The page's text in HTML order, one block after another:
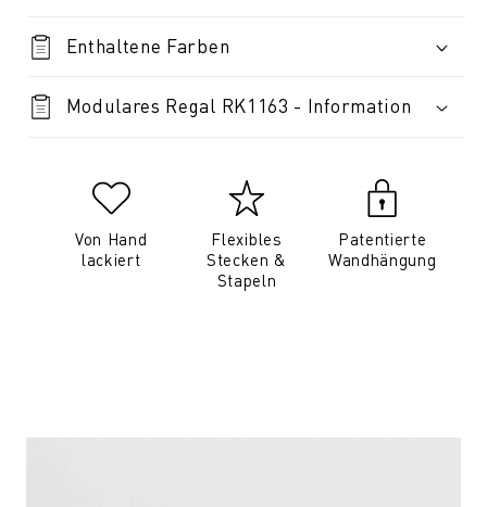
Enthaltene Farben
Modulares Regal RK1163 - Information
Von Hand
lackiert
Flexibles
Stecken &
Stapeln
Patentierte
Wandhängung